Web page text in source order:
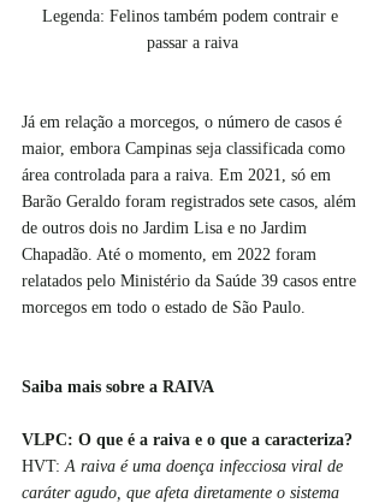
Legenda: Felinos também podem contrair e
passar a raiva
Já em relação a morcegos, o número de casos é
maior, embora Campinas seja classificada como
área controlada para a raiva. Em 2021, só em
Barão Geraldo foram registrados sete casos, além
de outros dois no Jardim Lisa e no Jardim
Chapadão. Até o momento, em 2022 foram
relatados pelo Ministério da Saúde 39 casos entre
morcegos em todo o estado de São Paulo.
Saiba mais sobre a RAIVA
VLPC: O que é a raiva e o que a caracteriza?
HVT: A raiva é uma doença infecciosa viral de
caráter agudo, que afeta diretamente o sistema